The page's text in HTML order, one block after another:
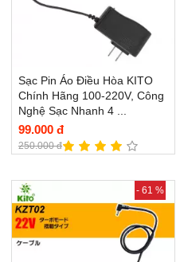
Sạc Pin Áo Điều Hòa KITO
Chính Hãng 100-220V, Công
Nghệ Sạc Nhanh 4 ...
99.000 đ
250.000 đ
- 61 %